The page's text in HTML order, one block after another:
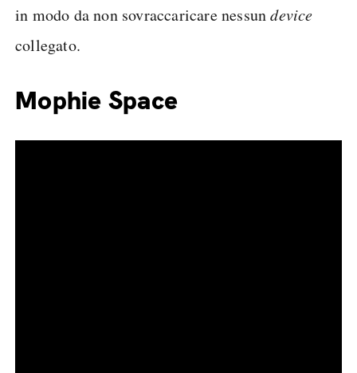
in modo da non sovraccaricare nessundevice
collegato.
Mophie Space